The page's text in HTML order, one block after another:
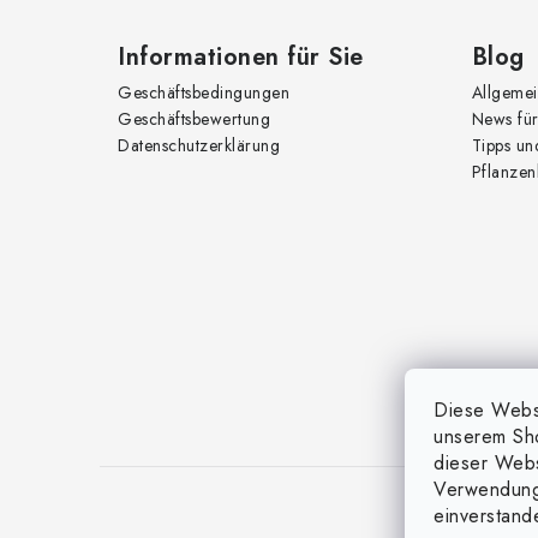
Diese
unserem
dieser
Informationen für Sie
Geschäftsbedingungen
Geschäftsbewertung
Datenschutzerklärung
Blog
News
Tipps